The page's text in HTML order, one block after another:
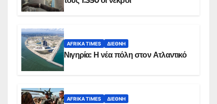
AFRIKA TIMES ΔΙΕΘΝΉ
Νιγηρία: Η νέα πόλη στον Ατλαντικό
AFRIKA TIMES ΔΙΕΘΝΉ